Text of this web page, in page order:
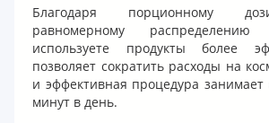
Благодаря порционному
равномерному
используете продукты более
позволяет сократить расходы на
и эффективная процедура занимает
минут в день.